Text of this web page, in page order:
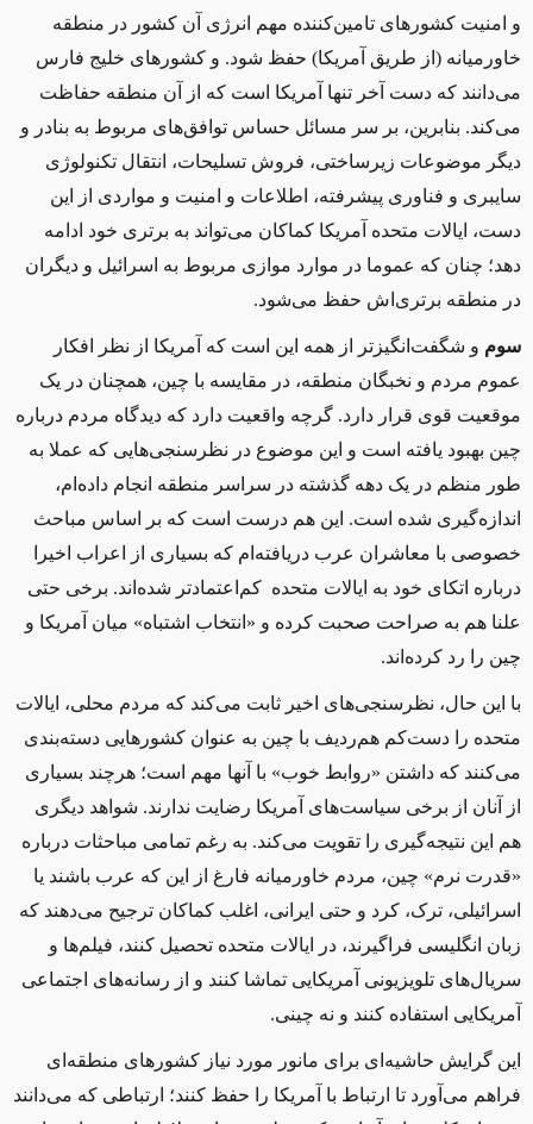
و امنیت کشورهای تامینکننده مهم انرژی آن کشور در منطقه
خاورمیانه ( از طریق آمریکا) حفظ شود. و کشورهای خلیج فارس
میدانند که دست آخر تنها آمریکا است که از آن منطقه حفاظت
میکند. بنابرین، بر سر مسائل حساس توافقهای مربوط به بنادر و
دیگر موضوعات زیرساختی، فروش تسلیحات، انتقال تکنولوژی
سایبری و فناوری پیشرفته، اطلاعات و امنیت و مواردی از این
دست، ایالات متحده آمریکا کماکان میتواند به برتری خود ادامه
دهد؛ چنان که عموما در موارد موازی مربوط به اسرائیل و دیگران
در منطقه برتری اش حفظ میشود.
سوم و شگفت انگیزتر از همه این است که آمریکا از نظر افکار
عموم مردم و نخبگان منطقه، در مقایسه با چین، همچنان در یک
موقعیت قوی قرار دارد. گرچه واقعیت دارد که دیدگاه مردم درباره
چین بهبود یافته است و این موضوع در نظرسنجیهایی که عملا به
طور منظم در یک دهه گذشته در سراسر منطقه انجام داده ام،
اندازهگیری شده است. این هم درست است که بر اساس ‌ مباحث
خصوصی با معاشران عرب دریافته ام که بسیاری از اعراب اخیرا
درباره اتکای خود به ایالات متحده کم اعتمادتر شده اند. برخی حتی
علنا هم به صراحت صحبت کرده و «انتخاب اشتباه» میان آمریکا و
چین را رد کرده اند.
با این حال، نظرسنجیهای اخیر ثابت میکند که مردم محلی، ایالات
متحده را دستکم همردیف با چین به عنوان کشورهایی دستهبندی
میکنند که داشتن «روابط خوب» با آنها مهم است؛ هرچند بسیاری
از آنان از برخی سیاستهای آمریکا رضایت ندارند. شواهد دیگری
هم این نتیجهگیری را تقویت میکند. به رغم تمامی مباحثات درباره
«قدرت نرم» چین، مردم خاورمیانه فارغ از این که عرب باشند یا
اسرائیلی، ترک، کرد و حتی ایرانی، اغلب کماکان ترجیح میدهند که
زبان انگلیسی فراگیرند، در ایالات متحده تحصیل کنند، فیلمها و
سریالهای تلویزیونی آمریکایی تماشا کنند و از رسانههای اجتماعی
آمریکایی استفاده کنند و نه چینی.
این گرایش حاشیه ای برای مانور مورد نیاز کشورهای منطقه ای
فراهم می آورد تا ارتباط با آمریکا را حفظ کنند؛ ارتباطی که میدانند